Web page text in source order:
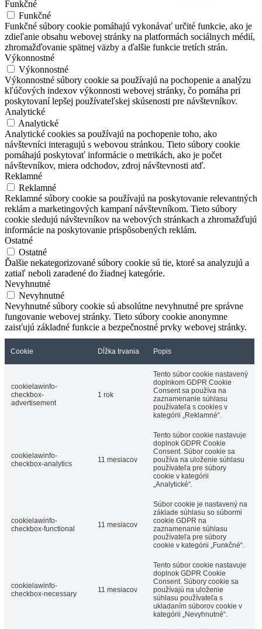
Funkčné
Funkčné
Funkčné súbory cookie pomáhajú vykonávať určité funkcie, ako je
zdieľanie obsahu webovej stránky na platformách sociálnych médií,
zhromažďovanie spätnej väzby a ďalšie funkcie tretích strán.
Výkonnostné
Výkonnostné
Výkonnostné súbory cookie sa používajú na pochopenie a analýzu
kľúčových indexov výkonnosti webovej stránky, čo pomáha pri
poskytovaní lepšej používateľskej skúsenosti pre návštevníkov.
Analytické
Analytické
Analytické cookies sa používajú na pochopenie toho, ako
návštevníci interagujú s webovou stránkou. Tieto súbory cookie
pomáhajú poskytovať informácie o metrikách, ako je počet
návštevníkov, miera odchodov, zdroj návštevnosti atď.
Reklamné
Reklamné
Reklamné súbory cookie sa používajú na poskytovanie relevantných
reklám a marketingových kampaní návštevníkom. Tieto súbory
cookie sledujú návštevníkov na webových stránkach a zhromažďujú
informácie na poskytovanie prispôsobených reklám.
Ostatné
Ostatné
Ďalšie nekategorizované súbory cookie sú tie, ktoré sa analyzujú a
zatiaľ neboli zaradené do žiadnej kategórie.
Nevyhnutné
Nevyhnutné
Nevyhnutné súbory cookie sú absolútne nevyhnutné pre správne
fungovanie webovej stránky. Tieto súbory cookie anonymne
zaisťujú základné funkcie a bezpečnostné prvky webovej stránky.
Cookie Dĺžka trvania Popis
cookielawinfo-
checkbox-
advertisement
1 rok
Tento súbor cookie nastavený
doplnkom GDPR Cookie
Consent sa používa na
zaznamenanie súhlasu
používateľa s cookies v
kategórii „Reklamné“.
cookielawinfo-
checkbox-analytics
11 mesiacov
Tento súbor cookie nastavuje
doplnok GDPR Cookie
Consent. Súbor cookie sa
používa na uloženie súhlasu
používateľa pre súbory
cookie v kategórii
„Analytické“.
cookielawinfo-
checkbox-functional
11 mesiacov
Súbor cookie je nastavený na
základe súhlasu so súbormi
cookie GDPR na
zaznamenanie súhlasu
používateľa pre súbory
cookie v kategórii „Funkčné“.
cookielawinfo-
checkbox-necessary
11 mesiacov
Tento súbor cookie nastavuje
doplnok GDPR Cookie
Consent. Súbory cookie sa
používajú na uloženie
súhlasu používateľa s
ukladaním súborov cookie v
kategórii „Nevyhnutné“.